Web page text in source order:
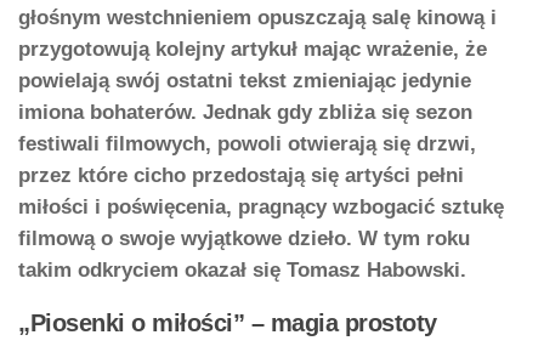
głośnym westchnieniem opuszczają salę kinową i
przygotowują kolejny artykuł mając wrażenie, że
powielają swój ostatni tekst zmieniając jedynie
imiona bohaterów. Jednak gdy zbliża się sezon
festiwali filmowych, powoli otwierają się drzwi,
przez które cicho przedostają się artyści pełni
miłości i poświęcenia, pragnący wzbogacić sztukę
filmową o swoje wyjątkowe dzieło. W tym roku
takim odkryciem okazał się Tomasz Habowski.
„Piosenki o miłości” – magia prostoty